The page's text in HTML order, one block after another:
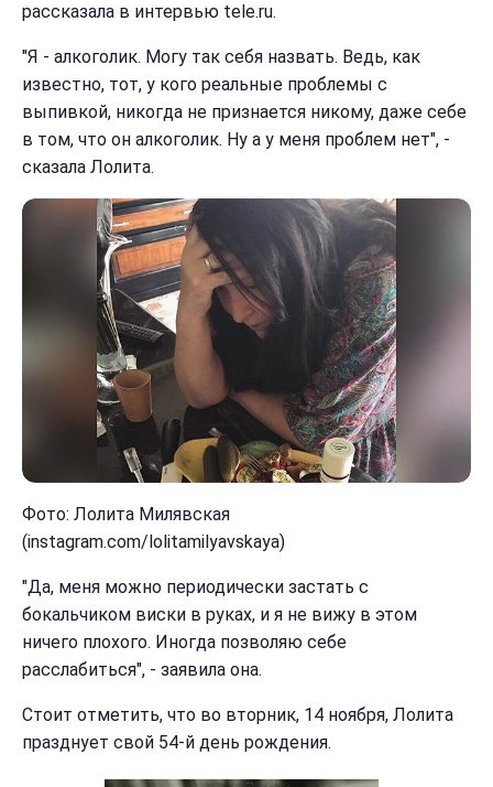
рассказала в интервью tele.ru.
"Я - алкоголик. Могу так себя назвать. Ведь, как
известно, тот, у кого реальные проблемы с
выпивкой, никогда не признается никому, даже себе
в том, что он алкоголик. Ну а у меня проблем нет", -
сказала Лолита.
Фото: Лолита Милявская
(instagram.com/lolitamilyavskaya)
"Да, меня можно периодически застать с
бокальчиком виски в руках, и я не вижу в этом
ничего плохого. Иногда позволяю себе
расслабиться", - заявила она.
Стоит отметить, что во вторник, 14 ноября, Лолита
празднует свой 54-й день рождения.